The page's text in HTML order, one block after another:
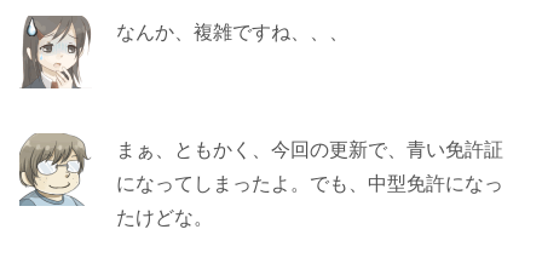
なんか、複雑ですね、、、
まぁ、ともかく、今回の更新で、青い免許証
になってしまったよ。でも、中型免許になっ
たけどな。